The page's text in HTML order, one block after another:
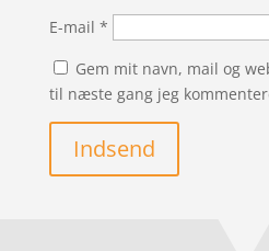
E-mail *
Gem mit navn, mail og
til næste gang jeg
Indsend